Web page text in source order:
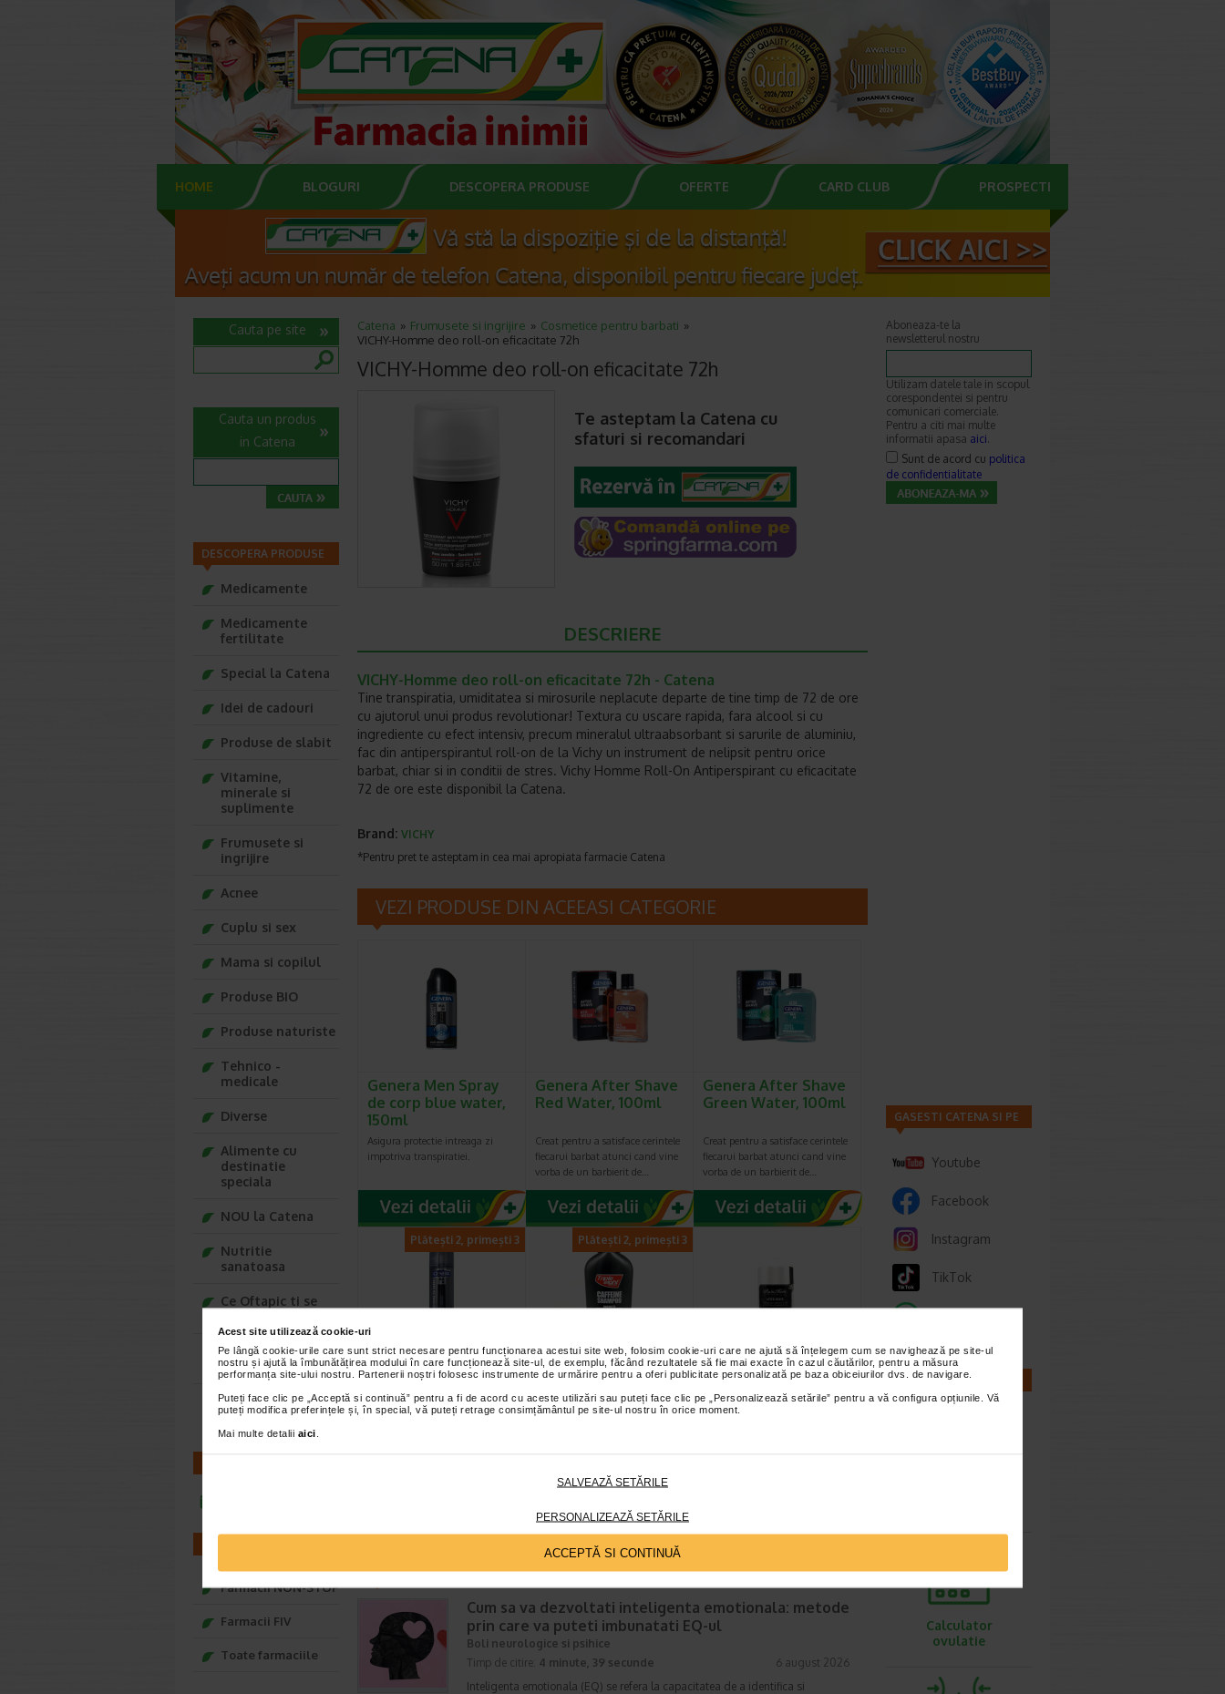
Acest site utilizează cookie-uri
Pe lângă cookie-urile care sunt strict necesare pentru funcționarea acestui site web, folosim cookie-uri care ne ajută să înțelegem cum se navighează pe site-ul
nostru și ajută la îmbunătățirea modului în care funcționează site-ul, de exemplu, făcând rezultatele să fie mai exacte în cazul căutărilor, pentru a măsura
performanța site-ului nostru. Partenerii noștri folosesc instrumente de urmărire pentru a oferi publicitate personalizată pe baza obiceiurilor dvs. de navigare.
Puteți face clic pe „Acceptă si continuă” pentru a fi de acord cu aceste utilizări sau puteți face clic pe „Personalizează setările” pentru a vă configura opțiunile. Vă
puteți modifica preferințele și, în special, vă puteți retrage consimțământul pe site-ul nostru în orice moment.
Mai multe detalii aici
SALVEAZĂ SETĂRILE
PERSONALIZEAZĂ SETĂRILE
ACCEPTĂ SI CONTINUĂ
HOME BLOGURI DESCOPERA PRODUSE OFERTE CARD CLUB PROSPECTE
Catena Frumusete si ingrijire
Cosmetice pentru barbati
VICHY-Homme deo roll-on eficacitate 72h
VICHY-Homme deo roll-on eficacitate 72h
Te asteptam la Catena cu
sfaturi si recomandari
DESCRIERE
VICHY-Homme deo roll-on eficacitate 72h - Catena
Tine transpiratia, umiditatea si mirosurile neplacute departe de tine timp de 72 de ore
cu ajutorul unui produs revolutionar! Textura cu uscare rapida, fara alcool si cu
ingrediente cu efect intensiv, precum mineralul ultraabsorbant si sarurile de aluminiu,
fac din antiperspirantul roll-on de la Vichy un instrument de nelipsit pentru orice
barbat, chiar si in conditii de stres. Vichy Homme Roll-On Antiperspirant cu eficacitate
72 de ore este disponibil la Catena.
Brand: VICHY
*Pentru pret te asteptam in cea mai apropiata farmacie Catena
VEZI PRODUSE DIN ACEEASI CATEGORIE
Genera Men Spray
de corp blue water,
150ml
Asigura protectie intreaga zi
impotriva transpiratiei.
Genera After Shave
Red Water, 100ml
Creat pentru a satisface cerintele
fiecarui barbat atunci cand vine
vorba de un barbierit de…
Genera After Shave
Green Water, 100ml
Creat pentru a satisface cerintele
fiecarui barbat atunci cand vine
vorba de un barbierit de…
Plătești 2, primești 3
Genera Men spuma
barbierit
musetel&vitamina…
Plătești 2, primești 3
Triple Eight -
Sampon cu cafeina
impotriva caderii…
PURITY HERBS After
Shave tratament
facial pentru…
CELE MAI RECENTE ARTICOLE
Cum sa va dezvoltati inteligenta emotionala: metode
prin care va puteti imbunatati EQ-ul
Boli neurologice si psihice
Timp de citire: 4 minute, 39 secunde
6 august 2026
Inteligenta emotionala (EQ) se refera la capacitatea de a identifica si
Cauta pe site
Cauta un produs
in Catena
DESCOPERA PRODUSE
Medicamente
Medicamente
fertilitate
Special la Catena
Idei de cadouri
Produse de slabit
Vitamine,
minerale si
suplimente
Frumusete si
ingrijire
Acnee
Cuplu si sex
Mama si copilul
Produse BIO
Produse naturiste
Tehnico -
medicale
Diverse
Alimente cu
destinatie
speciala
NOU la Catena
Nutritie
sanatoasa
Ce Oftapic ti se
Adora – Adorabili
din prima clipa
Seturi cadou
Baylis&Harding
Farmacii NON-STOP
Farmacii FIV
Toate farmaciile
Aboneaza-te la
newsletterul nostru
Utilizam datele tale in scopul
corespondentei si pentru
comunicari comerciale.
Pentru a citi mai multe
informatii apasa aici.
Sunt de acord cu politica
de confidentialitate
GASESTI CATENA SI PE
Youtube
Facebook
Instagram
TikTok
CALCULATOARE
Calculator
ovulatie